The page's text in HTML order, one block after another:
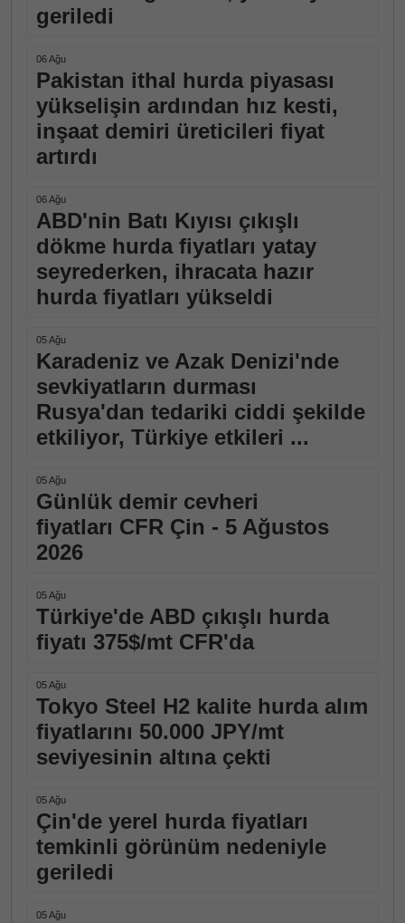
geriledi
06 Ağu
Pakistan ithal hurda piyasası
yükselişin ardından hız kesti,
inşaat demiri üreticileri fiyat
artırdı
06 Ağu
ABD'nin Batı Kıyısı çıkışlı
dökme hurda fiyatları yatay
seyrederken, ihracata hazır
hurda fiyatları yükseldi
05 Ağu
Karadeniz ve Azak Denizi'nde
sevkiyatların durması
Rusya'dan tedariki ciddi şekilde
etkiliyor, Türkiye etkileri ...
05 Ağu
Günlük demir cevheri
fiyatları CFR Çin - 5 Ağustos
2026
05 Ağu
Türkiye'de ABD çıkışlı hurda
fiyatı 375$/mt CFR'da
05 Ağu
Tokyo Steel H2 kalite hurda alım
fiyatlarını 50.000 JPY/mt
seviyesinin altına çekti
05 Ağu
Çin'de yerel hurda fiyatları
temkinli görünüm nedeniyle
geriledi
05 Ağu